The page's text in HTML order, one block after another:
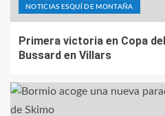
NOTICIAS ESQUÍ DE MONTAÑA
Primera victoria en Copa
Bussard en Villars